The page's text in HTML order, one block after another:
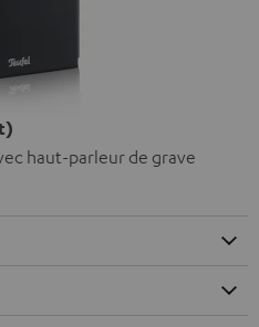
haut-parleur de grave